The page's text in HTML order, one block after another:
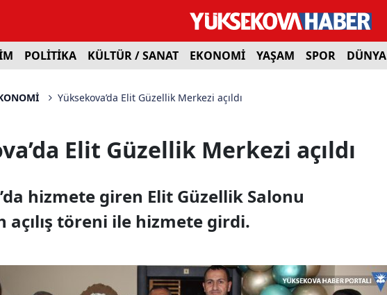
POLİTİKA KÜLTÜR / SANAT EKONOMİ YAŞAM SPOR DÜNYA
Yüksekova’da Elit Güzellik Merkezi açıldı
Elit Güzellik Merkezi açıldı
hizmete giren Elit Güzellik Salonu
açılış töreni ile hizmete girdi.